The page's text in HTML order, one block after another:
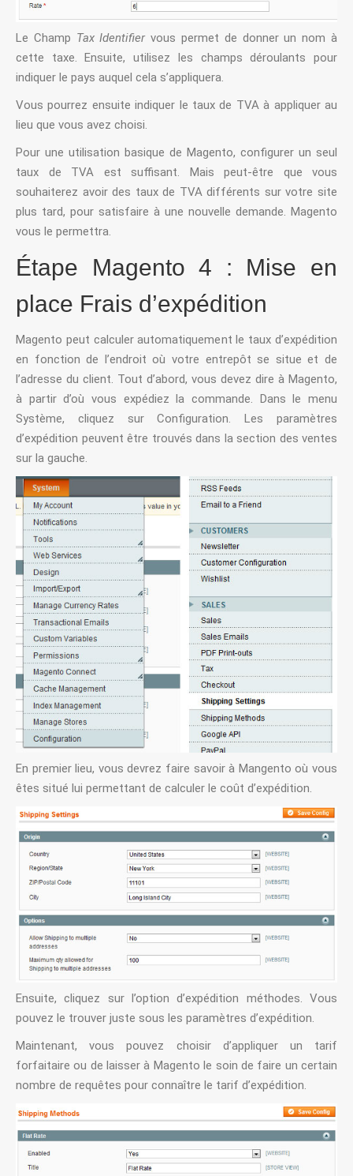
Le Champ Tax Identifiervous permet de donner un nom à
cette taxe. Ensuite, utilisez les champs déroulants pour
indiquer le pays auquel cela s’appliquera.
Vous pourrez ensuite indiquer le taux de TVA à appliquer au
lieu que vous avez choisi.
Pour une utilisation basique de Magento, configurer un seul
taux de TVA est suffisant. Mais peut-être que vous
souhaiterez avoir des taux de TVA différents sur votre site
plus tard, pour satisfaire à une nouvelle demande. Magento
vous le permettra.
Étape Magento 4 : Mise en
place Frais d’expédition
Magento peut calculer automatiquement le taux d’expédition
en fonction de l’endroit où votre entrepôt se situe et de
l’adresse du client. Tout d’abord, vous devez dire à Magento,
à partir d’où vous expédiez la commande. Dans le menu
Système, cliquez sur Configuration. Les paramètres
d’expédition peuvent être trouvés dans la section des ventes
sur la gauche.
En premier lieu, vous devrez faire savoir à Mangento où vous
êtes situé lui permettant de calculer le coût d’expédition.
Ensuite, cliquez sur l’option d’expédition méthodes. Vous
pouvez le trouver juste sous les paramètres d’expédition.
Maintenant, vous pouvez choisir d’appliquer un tarif
forfaitaire ou de laisser à Magento le soin de faire un certain
nombre de requêtes pour connaître le tarif d’expédition.